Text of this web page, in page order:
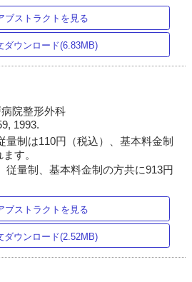
ブストラクトを見る
ダウンロード(6.83MB)
院整形外科
1993.
量制は110円（税込）、基本料金制
す。
従量制、基本料金制の方共に913円
ブストラクトを見る
ダウンロード(2.52MB)